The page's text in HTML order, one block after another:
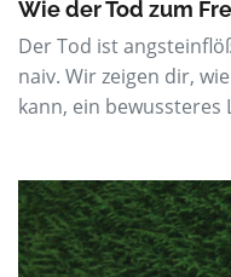
Wie der Tod zum
Der Tod ist
naiv. Wir zeigen dir,
kann, ein bewussteres